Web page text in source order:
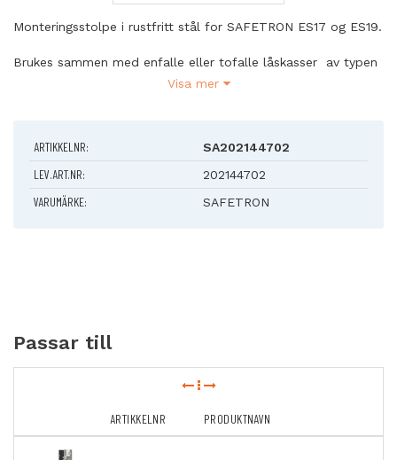
Monteringsstolpe i rustfritt stål for SAFETRON ES17 og ES19.
Brukes sammen med enfalle eller tofalle låskasser av typen
connect/evolution eller modul.
Profilsystem: Flat
Materiale: Rustfritt stål (AISI 304)
Mål: 245x40
Visa mer
ARTIKKELNR: SA202144702
LEV.ART.NR: 202144702
VARUMÄRKE: SAFETRON
Passar till
ARTIKKELNR PRODUKTNAVN